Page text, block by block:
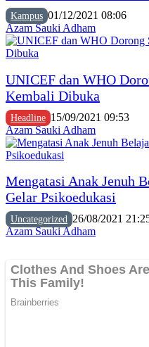
Kampus 01/12/2021 08:06
Azam Sauki Adham
UNICEF dan WHO
Kembali Dibuka
Headline 15/09/2021 09:53
Azam Sauki Adham
Mengatasi Anak Jenuh
Gelar Psikoedukasi
Uncategorized 26/08/2021
Azam Sauki Adham